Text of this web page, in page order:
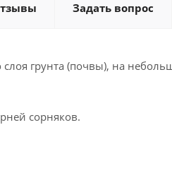
Задать вопрос
грунта (почвы), на
сорняков.